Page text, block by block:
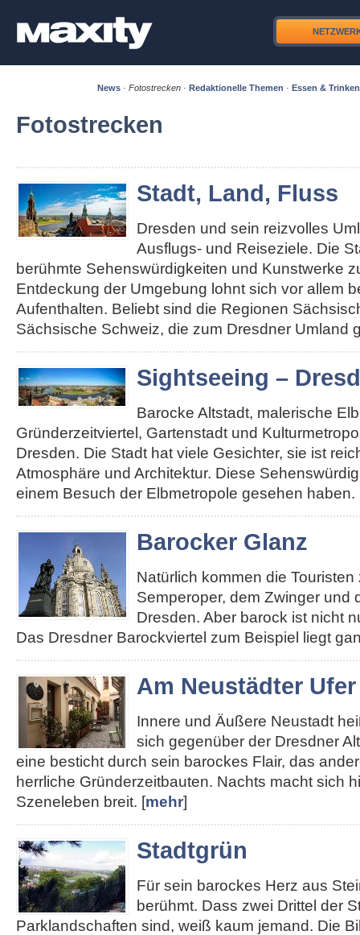
News· Fotostrecken· Redaktionelle Themen · Essen & Trinken
Fotostrecken
Stadt, Land, Fluss
Dresden und sein reizvolles
Ausflugs- und Reiseziele. Die
berühmte Sehenswürdigkeiten und Kunstwerke
Entdeckung der Umgebung lohnt sich vor allem
Aufenthalten. Beliebt sind die Regionen
Sächsische Schweiz, die zum Dresdner Umland
Sightseeing –
Barocke Altstadt, malerische
Gründerzeitviertel, Gartenstadt und
Dresden. Die Stadt hat viele Gesichter, sie ist
Atmosphäre und Architektur. Diese
einem Besuch der Elbmetropole gesehen haben.
Barocker Glanz
Natürlich kommen die
Semperoper, dem Zwinger und
Dresden. Aber barock ist nicht
Das Dresdner Barockviertel zum Beispiel liegt
Am Neustädter Ufer
Innere und Äußere Neustadt
sich gegenüber der Dresdner
eine besticht durch sein barockes Flair, das
herrliche Gründerzeitbauten. Nachts macht sich
Szeneleben breit. [mehr]
Stadtgrün
Für sein barockes Herz aus
berühmt. Dass zwei Drittel der
Parklandschaften sind, weiß kaum jemand. Die